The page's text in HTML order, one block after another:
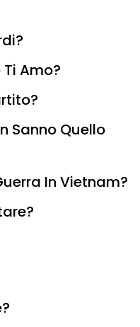
Amo?
Sanno Quello
In Vietnam?